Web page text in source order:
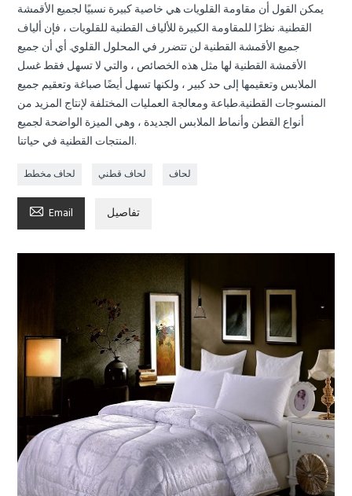
يمكن القول أن مقاومة القلويات هي خاصية كبيرة نسبيًا لجميع الأقمشة
القطنية. نظرًا للمقاومة الكبيرة للألياف القطنية للقلويات ، فإن ألياف
جميع الأقمشة القطنية لن تتضرر في المحلول القلوي. أي أن جميع
الأقمشة القطنية لها مثل هذه الخصائص ، والتي لا تسهل فقط غسل
الملابس وتعقيمها إلى حد كبير ، ولكنها تسهل أيضًا صباغة وتعقيم جميع
المنسوجات القطنية.طباعة ومعالجة العمليات المختلفة لإنتاج المزيد من
أنواع القطن وأنماط الملابس الجديدة ، وهي الميزة الواضحة لجميع
المنتجات القطنية في حياتنا.
لحاف مخطط لحاف قطني لحاف
 Email تفاصيل